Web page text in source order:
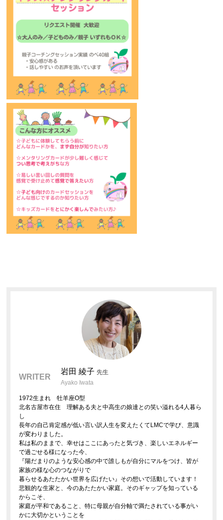
WRITER
岩田 綾子 先生
Ayako Iwata
1972生まれ 牡羊座O型
北名古屋市在住 理解ある夫と中高生の娘達との笑い溢れる4人暮ら
し
長年の自己肯定感が低い言い訳人生を変えたくてLMCで学び、意識
が変わりました。
私は私のままで、幸せはここにあったと気づき、楽しいエネルギー
で過ごせる様になった今、
『陽だまりのような安心感の中で誰しもが自分にマルをつけ、皆が
家族の様な心のつながりで
暮らせるあたたかい世界を広げたい』その想いで活動しています！
悲観的な生家と、今のあたたかい家庭。そのギャップを知っている
からこそ、
家庭が平和であること、特に母親が自分軸で満たされている事がい
かに大切かということを